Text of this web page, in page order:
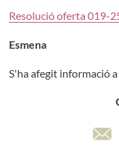
Resolució oferta 019-
Esmena
S'ha afegit informació